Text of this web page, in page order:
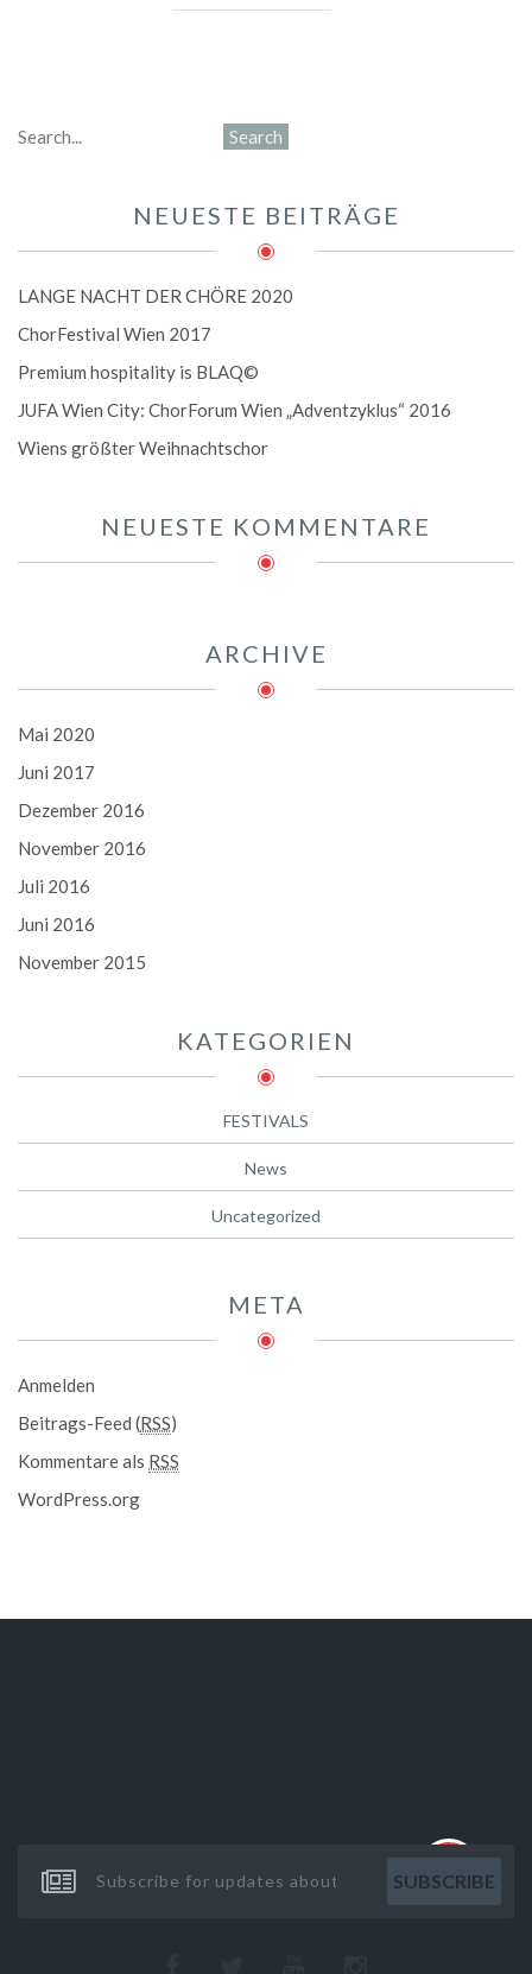
NEUESTE BEITRÄGE
LANGE NACHT DER CHÖRE 2020
ChorFestival Wien 2017
Premium hospitality is BLAQ©
JUFA Wien City: ChorForum Wien „Adventzyklus“ 2016
Wiens größter Weihnachtschor
NEUESTE KOMMENTARE
ARCHIVE
Mai 2020
Juni 2017
Dezember 2016
November 2016
Juli 2016
Juni 2016
November 2015
KATEGORIEN
FESTIVALS
News
Uncategorized
META
Anmelden
Beitrags-Feed (RSS)
Kommentare als RSS
WordPress.org